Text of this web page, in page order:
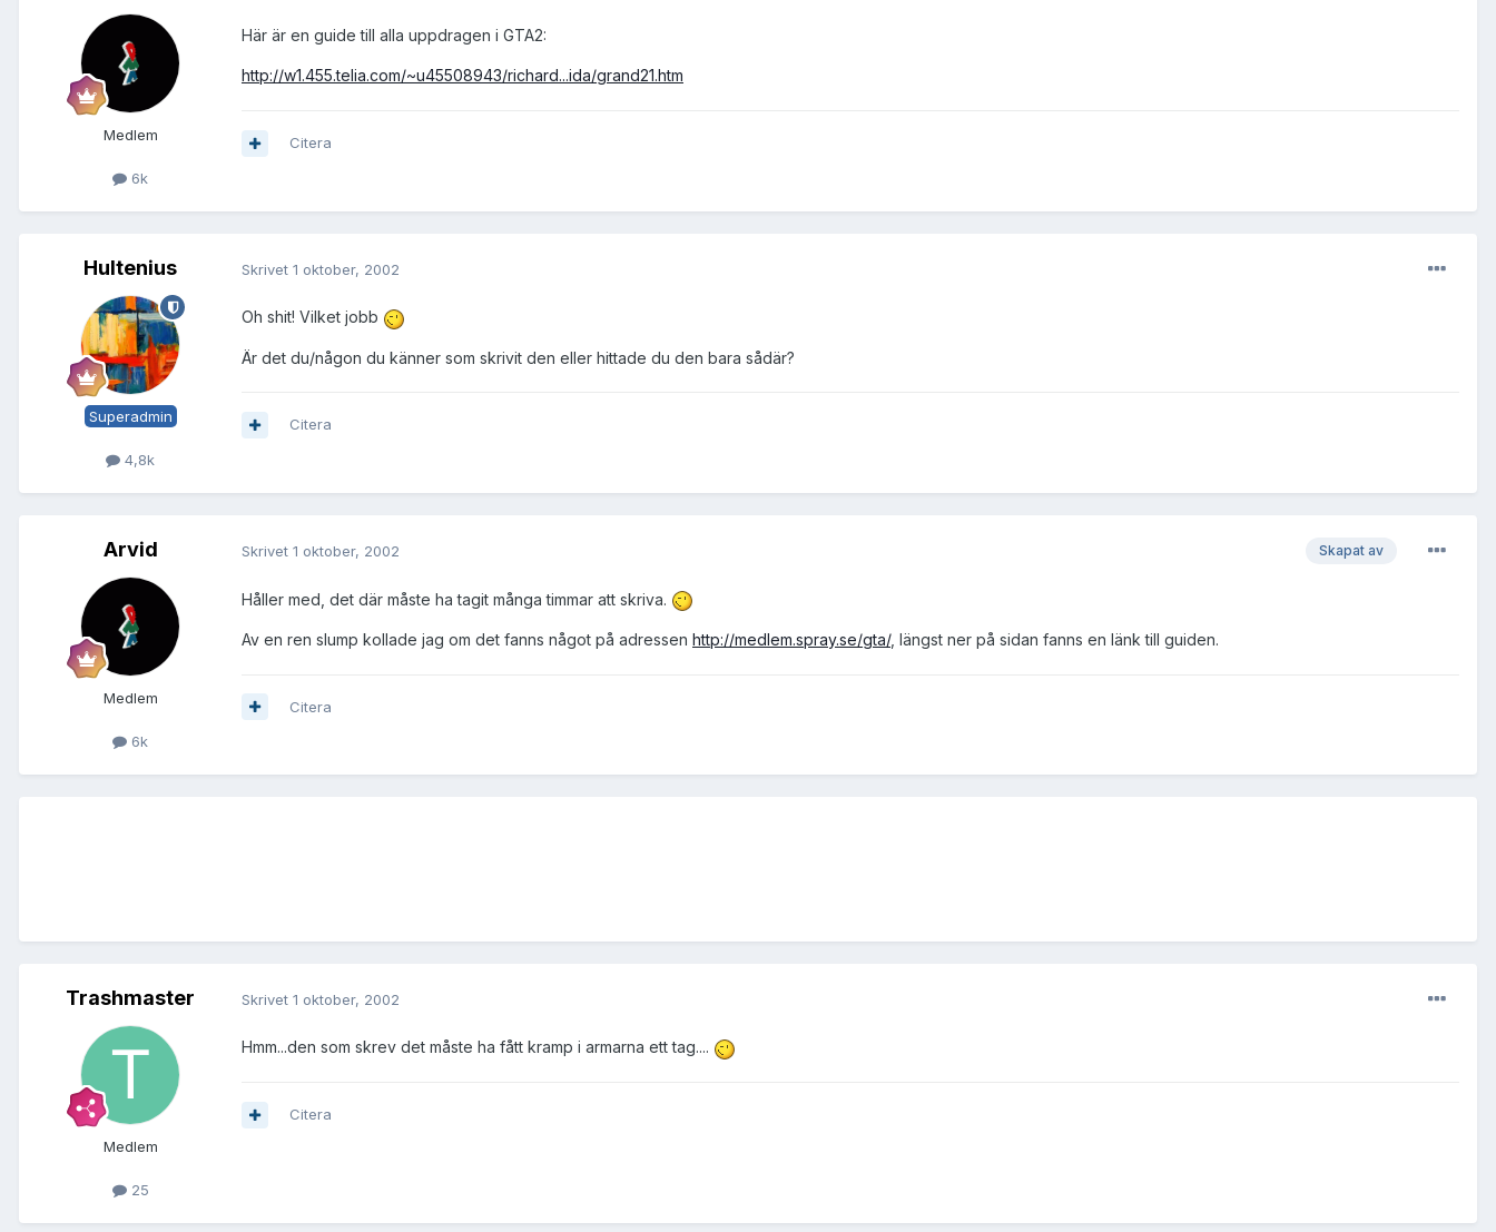
Medlem
6k
Här är en guide till alla uppdragen i GTA2:
http://w1.455.telia.com/~u45508943/richard...ida/grand21.htm
Citera
Hultenius
Superadmin
4,8k
Skrivet 1 oktober, 2002
Oh shit! Vilket jobb
Är det du/någon du känner som skrivit den eller hittade du den bara sådär?
Citera
Arvid
Medlem
6k
Skapat av
Skrivet 1 oktober, 2002
Håller med, det där måste ha tagit många timmar att skriva.
Av en ren slump kollade jag om det fanns något på adressen http://medlem.spray.se/gta/, längst ner på sidan fanns en länk till guiden.
Citera
Trashmaster
Medlem
25
Skrivet 1 oktober, 2002
Hmm...den som skrev det måste ha fått kramp i armarna ett tag....
Citera